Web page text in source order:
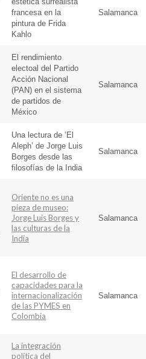
francesa en la
pintura de Frida
Kahlo
Salamanca
El rendimiento
electoal del Partido
Acción Nacional
(PAN) en el sistema
de partidos de
México
Salamanca
Una lectura de ‘El
Aleph’ de Jorge Luis
Borges desde las
filosofías de la India
Salamanca
Oriente no es una
pieza de museo:
Jorge Luis Borges y
las culturas de la
India
Salamanca
El desarrollo de
capacidades para la
internacionalización
de las PYMES en
Colombia
Salamanca
La integración
política del